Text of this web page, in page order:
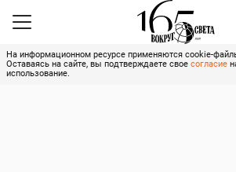
На информационном ресурсе применяются cookie-
Оставаясь на сайте, вы подтверждаете свое согласие
использование.